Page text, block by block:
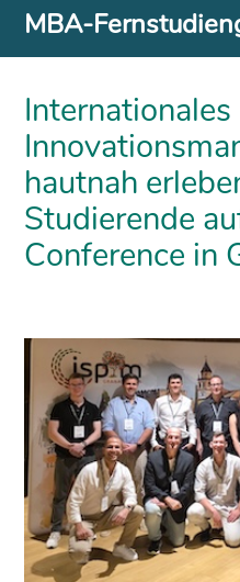
MBA-
Internationales
hautnah
Studierende
Conference in